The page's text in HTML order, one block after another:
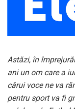
Astăzi, în
ani un om care a
cărui voce ne va
pentru sport va fi